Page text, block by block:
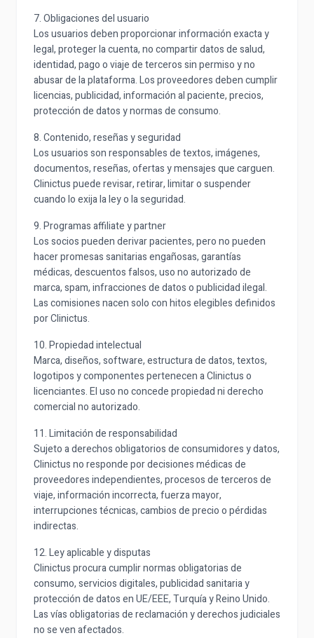
7. Obligaciones del usuario
Los usuarios deben proporcionar información exacta y
legal, proteger la cuenta, no compartir datos de salud,
identidad, pago o viaje de terceros sin permiso y no
abusar de la plataforma. Los proveedores deben cumplir
licencias, publicidad, información al paciente, precios,
protección de datos y normas de consumo.
8. Contenido, reseñas y seguridad
Los usuarios son responsables de textos, imágenes,
documentos, reseñas, ofertas y mensajes que carguen.
Clinictus puede revisar, retirar, limitar o suspender
cuando lo exija la ley o la seguridad.
9. Programas affiliate y partner
Los socios pueden derivar pacientes, pero no pueden
hacer promesas sanitarias engañosas, garantías
médicas, descuentos falsos, uso no autorizado de
marca, spam, infracciones de datos o publicidad ilegal.
Las comisiones nacen solo con hitos elegibles definidos
por Clinictus.
10. Propiedad intelectual
Marca, diseños, software, estructura de datos, textos,
logotipos y componentes pertenecen a Clinictus o
licenciantes. El uso no concede propiedad ni derecho
comercial no autorizado.
11. Limitación de responsabilidad
Sujeto a derechos obligatorios de consumidores y datos,
Clinictus no responde por decisiones médicas de
proveedores independientes, procesos de terceros de
viaje, información incorrecta, fuerza mayor,
interrupciones técnicas, cambios de precio o pérdidas
indirectas.
12. Ley aplicable y disputas
Clinictus procura cumplir normas obligatorias de
consumo, servicios digitales, publicidad sanitaria y
protección de datos en UE/EEE, Turquía y Reino Unido.
Las vías obligatorias de reclamación y derechos judiciales
no se ven afectados.